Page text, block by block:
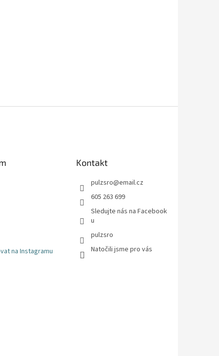
na Instagramu
Kontakt
pulzsro@email.cz
605 263 699
Sledujte nás na Facebook
u
pulzsro
Natočili jsme pro vás